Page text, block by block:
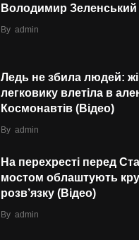
Володимир Зеленський
By admin
Ледь не збила людей:
легковику влетіла в
Космонавтів (Відео)
By admin
На перехресті перед
мостом облаштують
розв’язку (Відео)
By admin